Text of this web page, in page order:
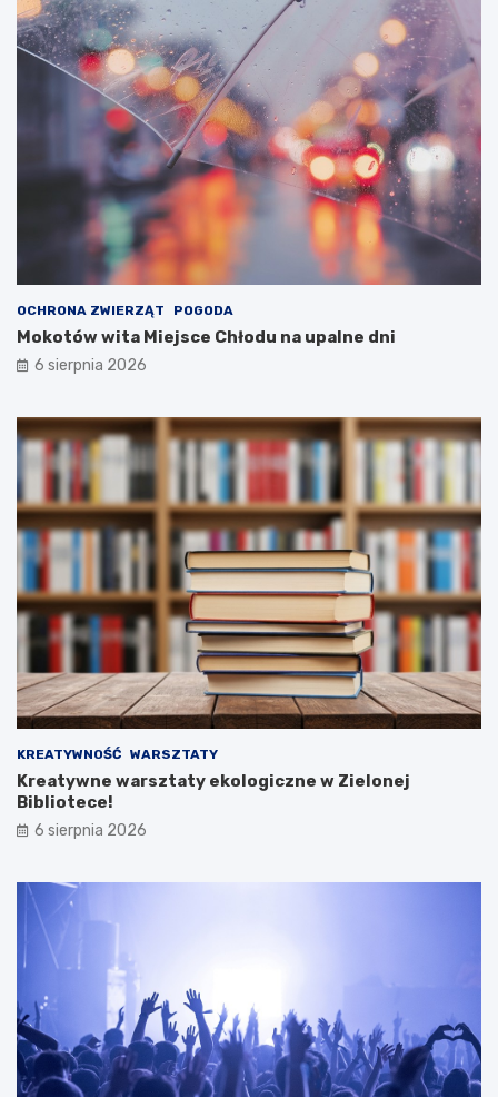
OCHRONA ZWIERZĄT POGODA
Mokotów wita Miejsce Chłodu na upalne dni
6 sierpnia 2026
KREATYWNOŚĆ WARSZTATY
Kreatywne warsztaty ekologiczne w Zielonej
Bibliotece!
6 sierpnia 2026